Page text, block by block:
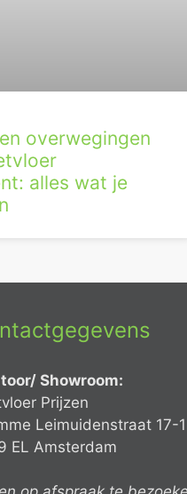
overwegingen
alles wat je
Showroom:
Prijzen
Leimuidenstraat 17-1
EL Amsterdam